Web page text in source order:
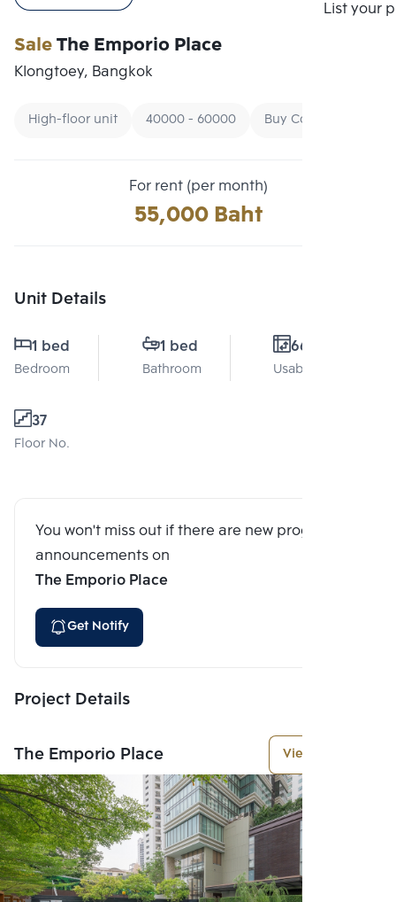
List your
SaleThe Emporio Place
Klongtoey, Bangkok
High-floor unit 40000 - 60000 Buy Condo By Price
For rent (per month)
55,000 Baht
Unit Details
1 bed
Bedroom
1 bed
Bathroom
66 Sq.m.
Usable area
37
Floor No.
You won't miss out if there are new program
announcements on
The Emporio Place
Get Notify
Project Details
The Emporio Place View More